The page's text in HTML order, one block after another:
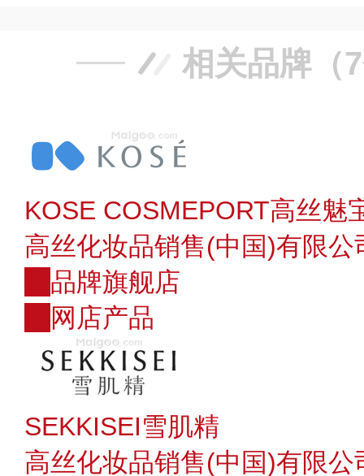
相关品牌（
KOSE COSMEPORT高丝魅
高丝化妆品销售(中国)有限公
品牌旗舰店
网店产品
SEKKISEI雪肌精
高丝化妆品销售(中国)有限公